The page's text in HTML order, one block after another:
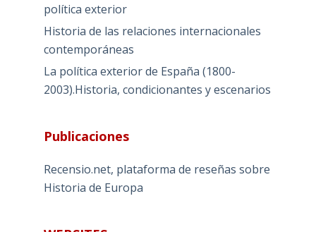
política exterior
Historia de las relaciones internacionales
contemporáneas
La política exterior de España (1800-
2003).Historia, condicionantes y escenarios
Publicaciones
Recensio.net, plataforma de reseñas sobre
Historia de Europa